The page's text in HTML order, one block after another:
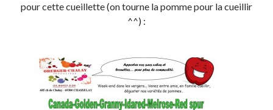
pour cette cueillette (on tourne la pomme pour la cueillir
^^) :